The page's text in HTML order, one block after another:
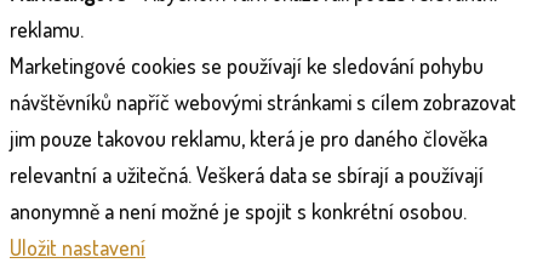
reklamu.
Marketingové cookies se používají ke sledování pohybu
návštěvníků napříč webovými stránkami s cílem zobrazovat
jim pouze takovou reklamu, která je pro daného člověka
relevantní a užitečná. Veškerá data se sbírají a používají
anonymně a není možné je spojit s konkrétní osobou.
Uložit nastavení